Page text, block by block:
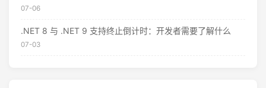
07-06
.NET 8 与 .NET 9 支持终止倒计时：开发者需要了解什么
07-03